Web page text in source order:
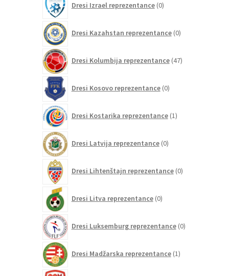
Dresi Izrael reprezentance 0izdelkov
Dresi Kazahstan reprezentance 0izdelkov
Dresi Kolumbija reprezentance 47izdelkov
Dresi Kosovo reprezentance 0izdelkov
Dresi Kostarika reprezentance 1izdelek
Dresi Latvija reprezentance 0izdelkov
Dresi Lihtenštajn reprezentance 0izdelkov
Dresi Litva reprezentance 0izdelkov
Dresi Luksemburg reprezentance 0izdelkov
Dresi Madžarska reprezentance 1izdelek